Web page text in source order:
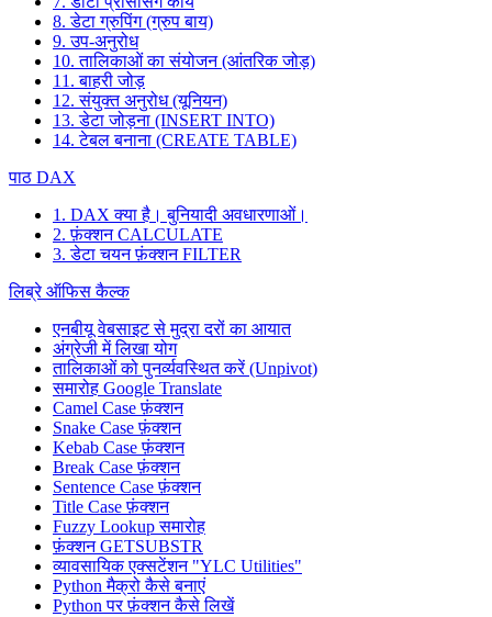
8. डेटा ग्रुपिंग (ग्रुप बाय)
9. उप-अनुरोध
10. तालिकाओं का संयोजन (आंतरिक जोड़)
11. बाहरी जोड़
12. संयुक्त अनुरोध (यूनियन)
13. डेटा जोड़ना (INSERT INTO)
14. टेबल बनाना (CREATE TABLE)
पाठ DAX
1. DAX क्या है। बुनियादी अवधारणाओं।
2. फ़ंक्शन CALCULATE
3. डेटा चयन फ़ंक्शन FILTER
लिब्रे ऑफिस कैल्क
एनबीयू वेबसाइट से मुद्रा दरों का आयात
अंग्रेजी में लिखा योग
तालिकाओं को पुनर्व्यवस्थित करें (Unpivot)
समारोह Google Translate
Camel Case फ़ंक्शन
Snake Case फ़ंक्शन
Kebab Case फ़ंक्शन
Break Case फ़ंक्शन
Sentence Case फ़ंक्शन
Title Case फ़ंक्शन
Fuzzy Lookupसमारोह
फ़ंक्शन GETSUBSTR
व्यावसायिक एक्सटेंशन "YLC Utilities"
Python मैक्रो कैसे बनाएं
Python पर फ़ंक्शन कैसे लिखें